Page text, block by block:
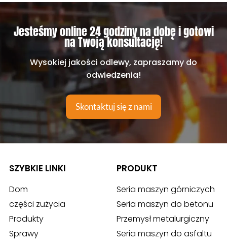
Jesteśmy online 24 godziny na dobę i gotowi
na Twoją konsultację!
Wysokiej jakości odlewy, zapraszamy do
odwiedzenia!
Skontaktuj się z nami
SZYBKIE LINKI
Dom
części zużycia
Produkty
Sprawy
PRODUKT
Seria maszyn górniczych
Seria maszyn do betonu
Przemysł metalurgiczny
Seria maszyn do asfaltu